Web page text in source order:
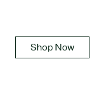
Shop Now